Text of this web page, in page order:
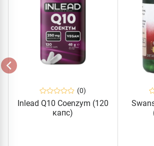
(0)
Inlead Q10 Coenzym (120
капс)